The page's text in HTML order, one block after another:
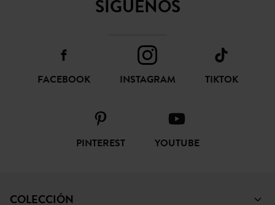
SÍGUENOS
FACEBOOK INSTAGRAM TIKTOK
PINTEREST YOUTUBE
COLECCIÓN